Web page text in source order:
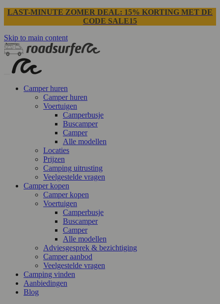
LAST-MINUTE ZOMER DEAL: 15% KORTING MET DE
CODE SALE15
Skip to main content
Camper huren
Camper huren
Voertuigen
Camperbusje
Buscamper
Camper
Alle modellen
Locaties
Prijzen
Camping uitrusting
Veelgestelde vragen
Camper kopen
Camper kopen
Voertuigen
Camperbusje
Buscamper
Camper
Alle modellen
Adviesgesprek & bezichtiging
Camper aanbod
Veelgestelde vragen
Camping vinden
Aanbiedingen
Blog